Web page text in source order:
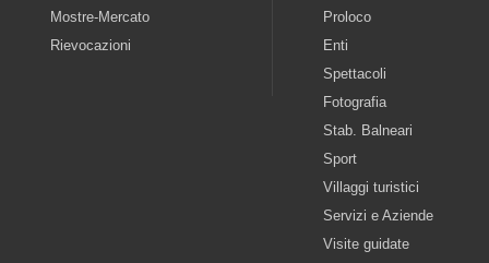
Mostre-Mercato
Rievocazioni
Proloco
Enti
Spettacoli
Fotografia
Stab. Balneari
Sport
Villaggi turistici
Servizi e Aziende
Visite guidate